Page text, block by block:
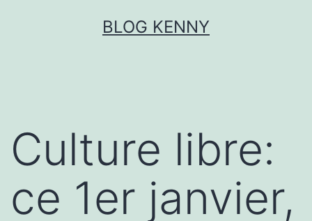
BLOG KENNY
Culture libre:
ce 1er janvier,